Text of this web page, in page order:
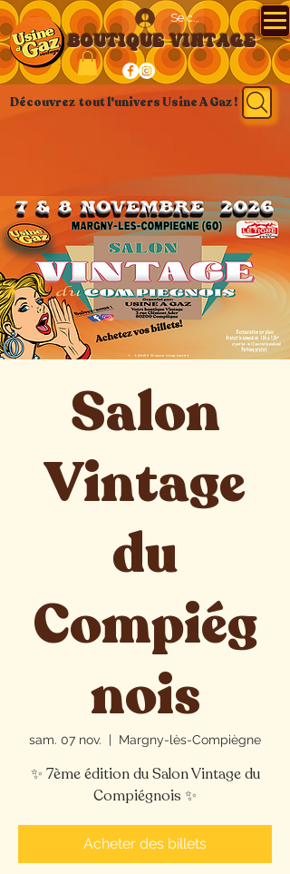
Se connecter
BOUTIQUE VINTAGE
Découvrez tout l'univers Usine A Gaz !
Salon
Vintage
du
Compiég
nois
sam. 07 nov.
  |
Margny-lès-Compiègne
✨ 7ème édition du Salon Vintage du
Compiégnois ✨
Acheter des billets